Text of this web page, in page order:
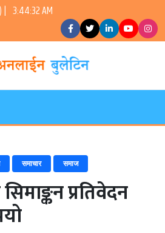
| 3:44:33 AM
समाचार समाज
प्रतिवेदन